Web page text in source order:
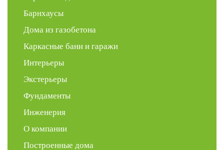
Барнхаусы
Дома из газобетона
Каркасные бани и гаражи
Интерьеры
Экстерьеры
Фундаменты
Инженерия
О компании
Построенные дома